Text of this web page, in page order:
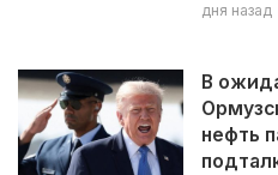
дня назад
В
нефть